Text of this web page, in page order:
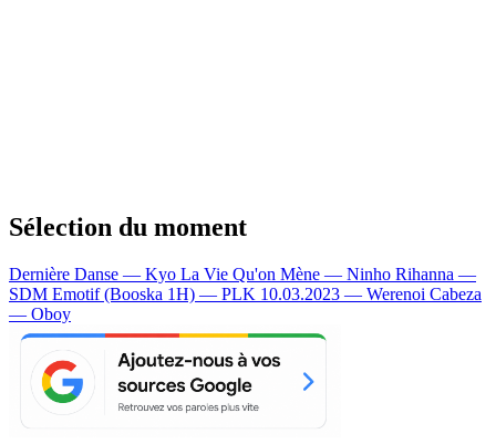
Sélection du moment
Dernière Danse — Kyo La Vie Qu'on Mène — Ninho Rihanna —
SDM Emotif (Booska 1H) — PLK 10.03.2023 — Werenoi Cabeza
— Oboy